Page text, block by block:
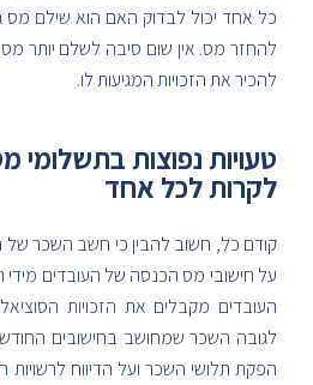
כל אחד יכול לבדוק האם הוא שילם מס
להחזר מס. אין שום סיבה לשלם יותר
להכיר את הזכויות המגיעות לו.
טעויות נפוצות בתשלומי
לקרות לכל אחד
קודם כל, חשוב להבין כי חשב השכר של
על חישובי מס הכנסה של העובדים
העובדים מקבלים את הזכויות
לגובה השכר שמחושב בחישובים
הפקת תלושי השכר ועל הדיווח